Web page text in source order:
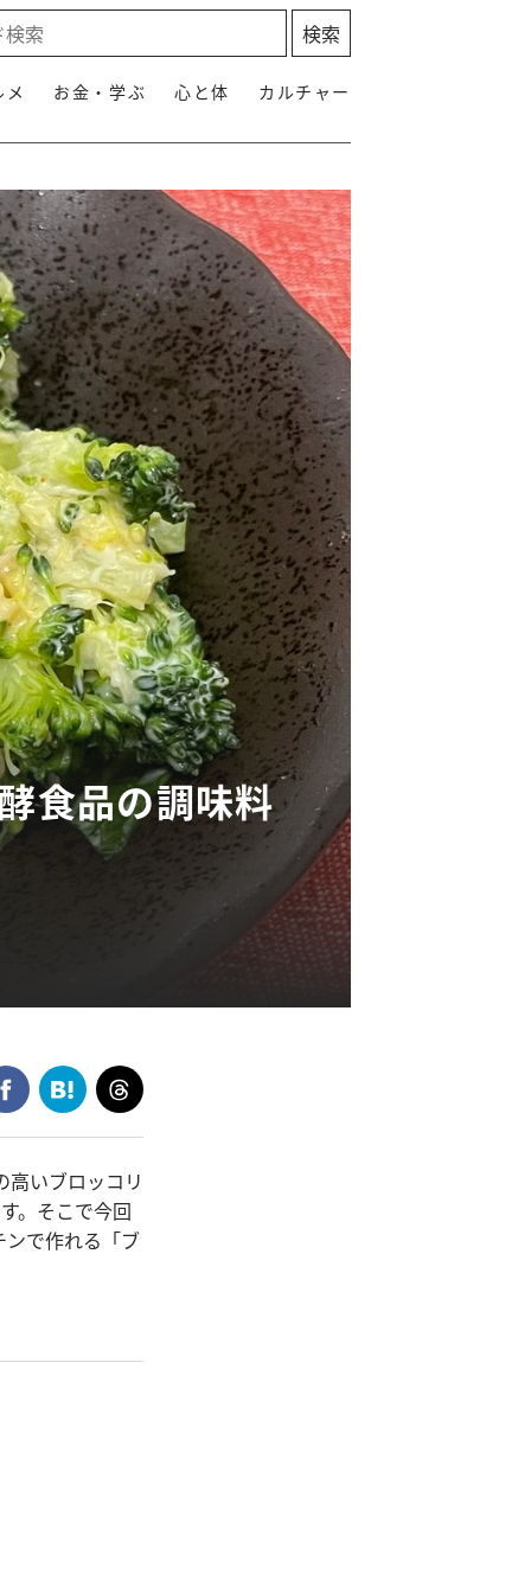
お金・学ぶ 心と体 カルチャー
酵食品の調味料
高いブロッコリ
。そこで今回
で作れる「ブ